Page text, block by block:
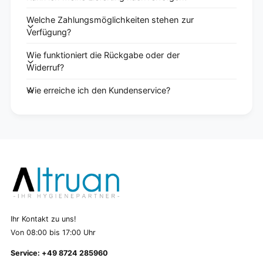
Welche Zahlungsmöglichkeiten stehen zur
Verfügung?
Wie funktioniert die Rückgabe oder der
Widerruf?
Wie erreiche ich den Kundenservice?
Ihr Kontakt zu uns!
Von 08:00 bis 17:00 Uhr
Service: +49 8724 285960